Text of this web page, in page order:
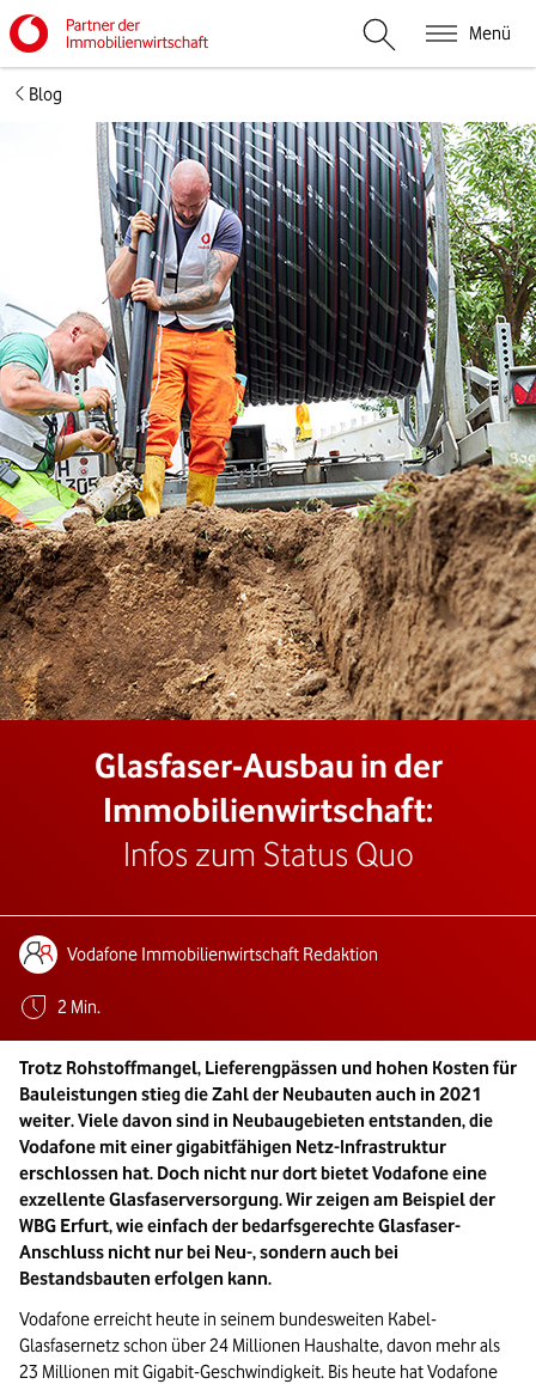
Menü
Suche öffnen
Blog
Glasfaser-Ausbau in der
Immobilienwirtschaft:
Infos zum Status Quo
Autoren:Vodafone Immobilienwirtschaft Redaktion
Geschätzte Lesezeit:
2 Min.
Trotz Rohstoffmangel, Lieferengpässen und hohen Kosten für
Bauleistungen stieg die Zahl der Neubauten auch in 2021
weiter. Viele davon sind in Neubaugebieten entstanden, die
Vodafone mit einer gigabitfähigen Netz-Infrastruktur
erschlossen hat. Doch nicht nur dort bietet Vodafone eine
exzellente Glasfaserversorgung. Wir zeigen am Beispiel der
WBG Erfurt, wie einfach der bedarfsgerechte Glasfaser-
Anschluss nicht nur bei Neu-, sondern auch bei
Bestandsbauten erfolgen kann.
Vodafone erreicht heute in seinem bundesweiten Kabel-
Glasfasernetz schon über 24 Millionen Haushalte, davon mehr als
23 Millionen mit Gigabit-Geschwindigkeit. Bis heute hat Vodafone